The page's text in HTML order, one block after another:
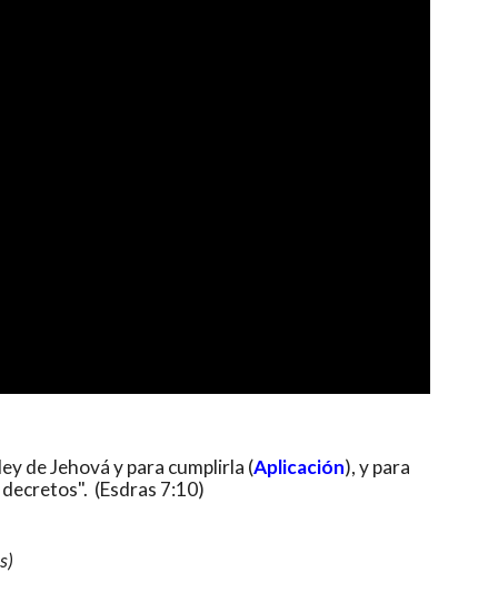
de Jehová y para cumplirla (Aplicación), y para
(Esdras 7:10)